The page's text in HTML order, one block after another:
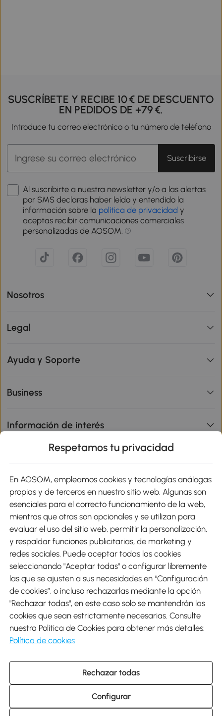
SUSCRÍBETE Y RECIBE 10 € DE DESCUENTO
EN PEDIDOS DE +79 €.
Introduce tu correo electrónico o tu número de teléfono
Suscribirse
Al suscribirte a nuestra newsletter y/o a las alertas
por SMS declaras haber leído y entendido la
información sobre la política de privacidad y
aceptas recibir comunicaciones comerciales
personalizadas de AOSOM.
Nosotros
Legal
Ayuda y Soporte
Business
Información de interés
Métodos de Pago
Envíos
Descargar Aosom App
Google Play
931 29 45 12 (L-V de 8:30 a 17:30h)
atencioncliente@aosom.es
C/ Roc Gros, nº 15. 08550 Els Hostalets de Balenyà (Barcelona),
España
Respetamos tu privacidad
En AOSOM, empleamos cookies y tecnologías análogas
propias y de terceros en nuestro sitio web. Algunas son
esenciales para el correcto funcionamiento de la web,
mientras que otras son opcionales y se utilizan para
evaluar el uso del sitio web, permitir la personalización,
y respaldar funciones publicitarias, de marketing y
redes sociales. Puede aceptar todas las cookies
seleccionando "Aceptar todas" o configurar libremente
las que se ajusten a sus necesidades en “Configuración
de cookies”, o incluso rechazarlas mediante la opción
"Rechazar todas", en este caso solo se mantendrán las
cookies que sean estrictamente necesarias. Consulte
nuestra Política de Cookies para obtener más detalles:
Política de cookies
Rechazar todas
Configurar